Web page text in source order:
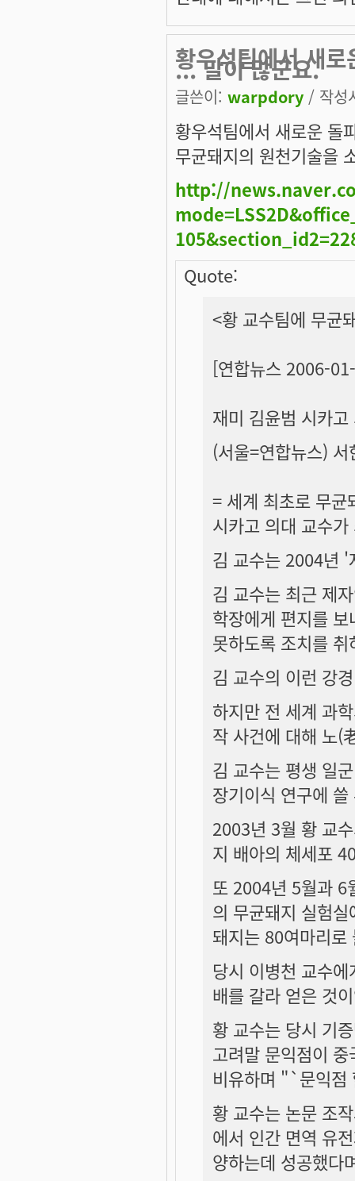
황우석팀에서 새
... 말이 많군요.
글쓴이: warpdory / 작성
황우석팀에서 새로운 돌
무균돼지의 원천기술을
http://
Quote:
<황 교수팀에 무균
[연합뉴스 2006-
재미 김윤범 시카
(서울=연합뉴스) 서
= 세계 최초로 무균
시카고 의대 교수
김 교수는 2004년 '
김 교수는 최근 제
학장에게 편지를
못하도록 조치를
김 교수의 이런 강
하지만 전 세계 과
작 사건에 대해 노(
김 교수는 평생 일
장기이식 연구에
2003년 3월 황 교
지 배아의 체세포
또 2004년 5월과 6
의 무균돼지 실험
돼지는 80여마리로
당시 이병천 교수
배를 갈라 얻은 것
황 교수는 당시 기
고려말 문익점이
비유하며 "`문익점
황 교수는 논문 조
에서 인간 면역 유
양하는데 성공했다